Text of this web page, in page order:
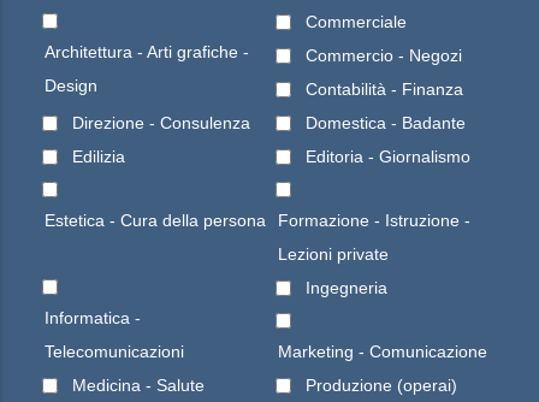
Architettura - Arti grafiche -
Design
Commerciale
Commercio - Negozi
Contabilità - Finanza
Direzione - Consulenza
Domestica - Badante
Edilizia
Editoria - Giornalismo
Estetica - Cura della persona
Formazione - Istruzione -
Lezioni private
Informatica -
Telecomunicazioni
Ingegneria
Marketing - Comunicazione
Medicina - Salute
Produzione (operai)